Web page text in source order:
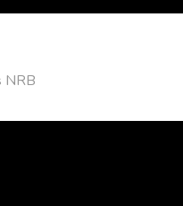
NRB